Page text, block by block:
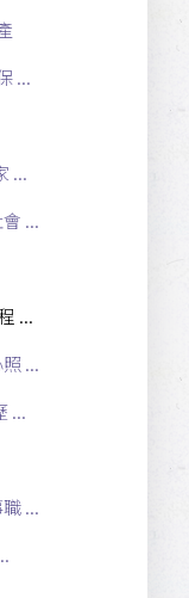
...
...
...
...
...
...
...